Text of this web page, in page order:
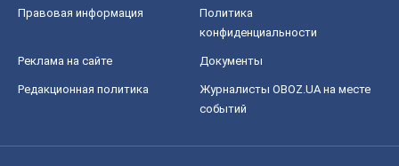
Правовая информация
Политика
конфиденциальности
Реклама на сайте Документы
Редакционная политика
Журналисты OBOZ.UA на месте
событий